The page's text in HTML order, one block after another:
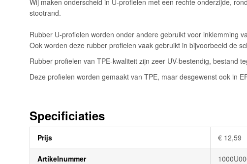
afbeeldingen-
gallerij
Wij maken onderscheid in U-profielen met een rechte onderzijde,
stootrand.
Rubber U-profielen worden onder andere gebruikt voor inklemming
Ook worden deze rubber profielen vaak gebruikt in bijvoorbeeld de
Rubber profielen van TPE-kwaliteit zijn zeer UV-bestendig, bestand
Deze profielen worden gemaakt van TPE, maar desgewenst ook in
Specificiaties
informatie
Prijs € 12,59
Artikelnummer